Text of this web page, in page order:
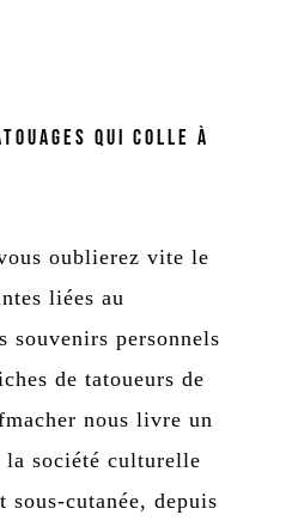
qui colle à
oublierez vite le
liées au
souvenirs personnels
de tatoueurs de
nous livre un
société culturelle
sous-cutanée, depuis